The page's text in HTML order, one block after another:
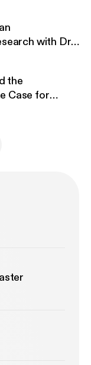
with Dr.
the
Case for
Longman